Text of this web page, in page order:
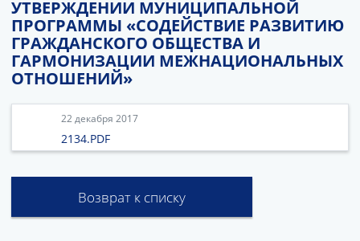
УТВЕРЖДЕНИИ МУНИЦИПАЛЬНОЙ
ПРОГРАММЫ «СОДЕЙСТВИЕ РАЗВИТИЮ
ГРАЖДАНСКОГО ОБЩЕСТВА И
ГАРМОНИЗАЦИИ МЕЖНАЦИОНАЛЬНЫХ
ОТНОШЕНИЙ»
22 декабря 2017
2134.PDF
Возврат к списку